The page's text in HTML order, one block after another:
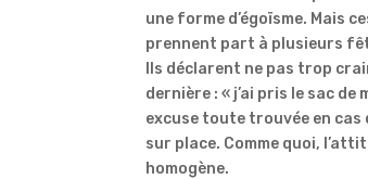
une forme d’égoïsme. Mais
prennent part à plusieurs
Ils déclarent ne pas trop
dernière : « j’ai pris le sac
excuse toute trouvée en cas
sur place. Comme quoi,
homogène.